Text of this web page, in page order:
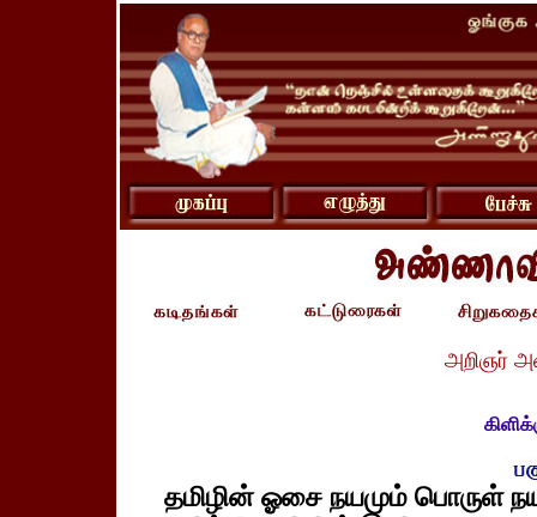
அறிஞர்
தமிழின் ஓசை நயமும் பொருள்